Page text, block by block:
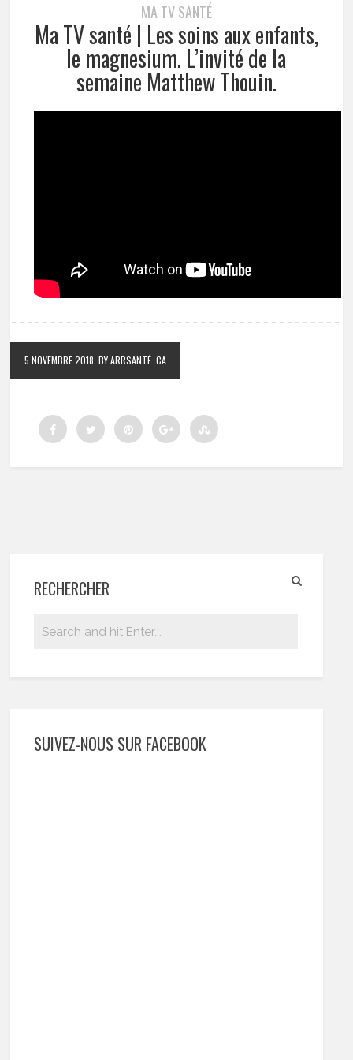
MA TV SANTÉ
Ma TV santé | Les soins aux enfants,
le magnesium. L’invité de la
semaine Matthew Thouin.
5 NOVEMBRE 2018 BY ARRSANTÉ .CA
RECHERCHER
SUIVEZ-NOUS SUR FACEBOOK